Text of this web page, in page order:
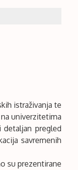
istraživanja te
univerzitetima
detaljan pregled
savremenih
su prezentirane